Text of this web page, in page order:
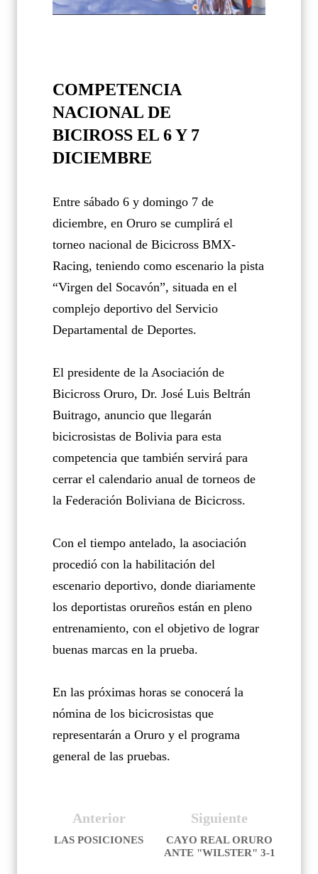
COMPETENCIA
NACIONAL DE
BICIROSS EL 6 Y 7
DICIEMBRE
Entre sábado 6 y domingo 7 de
diciembre, en Oruro se cumplirá el
torneo nacional de Bicicross BMX-
Racing, teniendo como escenario la pista
“Virgen del Socavón”, situada en el
complejo deportivo del Servicio
Departamental de Deportes.
El presidente de la Asociación de
Bicicross Oruro, Dr. José Luis Beltrán
Buitrago, anuncio que llegarán
bicicrosistas de Bolivia para esta
competencia que también servirá para
cerrar el calendario anual de torneos de
la Federación Boliviana de Bicicross.
Con el tiempo antelado, la asociación
procedió con la habilitación del
escenario deportivo, donde diariamente
los deportistas orureños están en pleno
entrenamiento, con el objetivo de lograr
buenas marcas en la prueba.
En las próximas horas se conocerá la
nómina de los bicicrosistas que
representarán a Oruro y el programa
general de las pruebas.
Siguiente
CAYO REAL ORURO
ANTE "WILSTER" 3-1
Anterior
LAS POSICIONES